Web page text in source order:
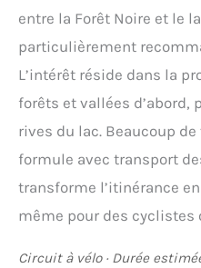
entre la Forêt Noire et le
particulièrement
L’intérêt réside dans la
forêts et vallées d’abord,
rives du lac. Beaucoup
formule avec transport
transforme l’itinérance
même pour des cyclistes
Circuit à vélo · Durée